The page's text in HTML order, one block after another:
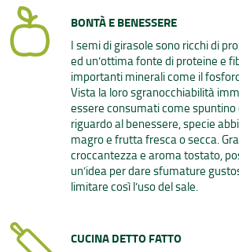
BONTÀ E BENESSERE
I semi di girasole sono ricchi di
ed un’ottima fonte di proteine e
importanti minerali come il
Vista la loro sgranocchiabilità
essere consumati come spuntino
riguardo al benessere, specie
magro e frutta fresca o secca.
croccantezza e aroma tostato,
un’idea per dare sfumature
limitare così l’uso del sale.
CUCINA DETTO FATTO